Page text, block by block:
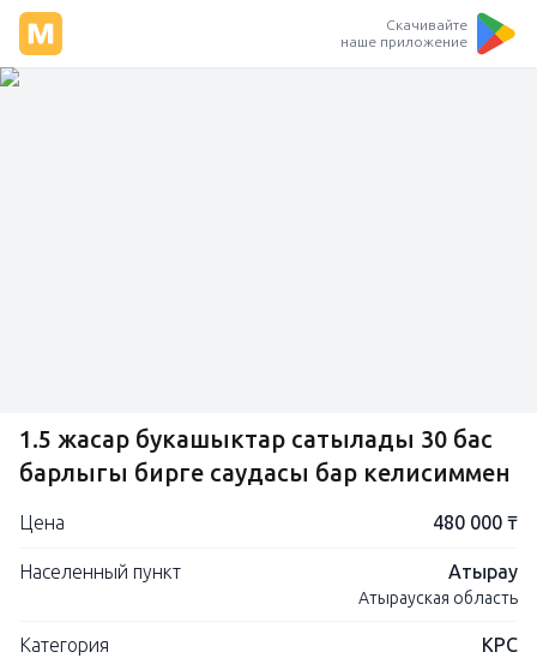
Скачивайте
наше приложение
1.5 жасар букашыктар сатылады 30 бас
барлыгы бирге саудасы бар келисиммен
Цена 480 000 ₸
Населенный пункт Атырау
Атырауская область
Категория КРС